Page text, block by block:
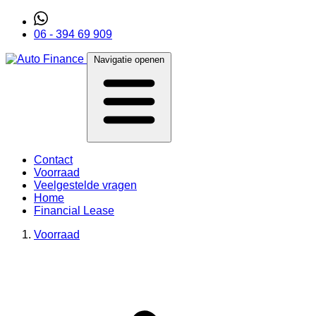
06 - 394 69 909
Navigatie openen
Contact
Voorraad
Veelgestelde vragen
Home
Financial Lease
Voorraad